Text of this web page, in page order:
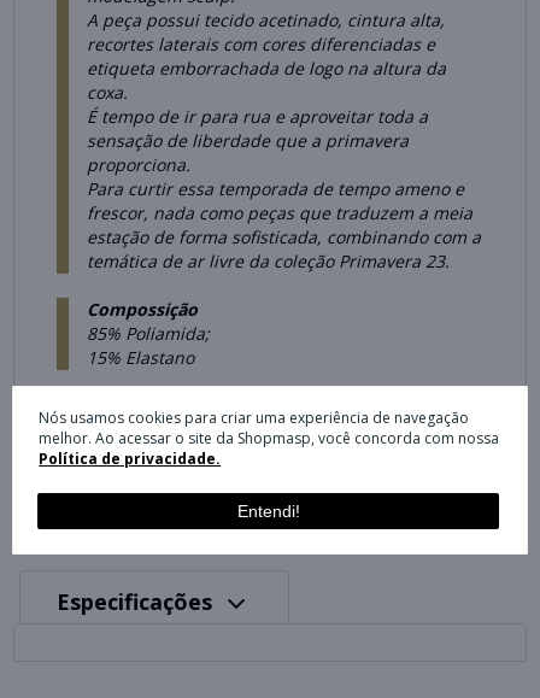
A peça possui tecido acetinado, cintura alta,
recortes laterais com cores diferenciadas e
etiqueta emborrachada de logo na altura da
coxa.
É tempo de ir para rua e aproveitar toda a
sensação de liberdade que a primavera
proporciona.
Para curtir essa temporada de tempo ameno e
frescor, nada como peças que traduzem a meia
estação de forma sofisticada, combinando com a
temática de ar livre da coleção Primavera 23.
Compossição
85% Poliamida;
15% Elastano
Chumbo: 0025701232-63334 - ago/22
Especificações
Nós usamos cookies para criar uma experiência de navegação
melhor. Ao acessar o site da Shopmasp, você concorda com nossa
Política de privacidade.
Entendi!